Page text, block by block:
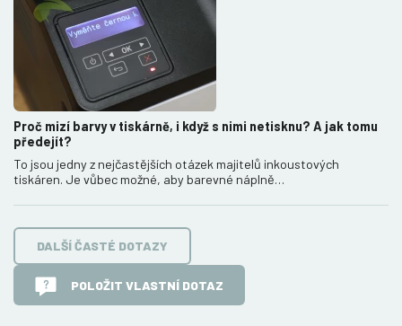
Proč mizí barvy v tiskárně, i když s nimi netisknu? A jak tomu
předejít?
To jsou jedny z nejčastějších otázek majitelů inkoustových
tiskáren. Je vůbec možné, aby barevné náplně…
DALŠÍ ČASTÉ DOTAZY
POLOŽIT VLASTNÍ DOTAZ